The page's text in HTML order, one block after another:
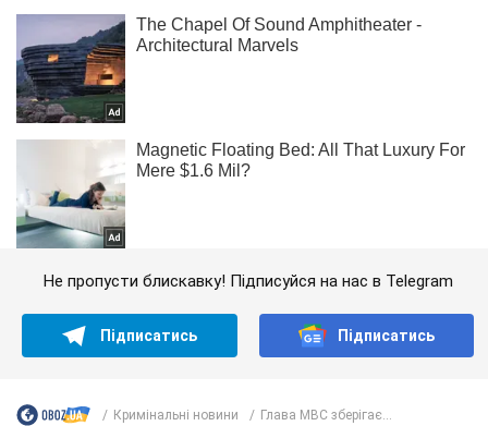
Не пропусти блискавку! Підписуйся на нас в Telegram
Підписатись Підписатись
Кримінальні новини Глава МВС зберігає...